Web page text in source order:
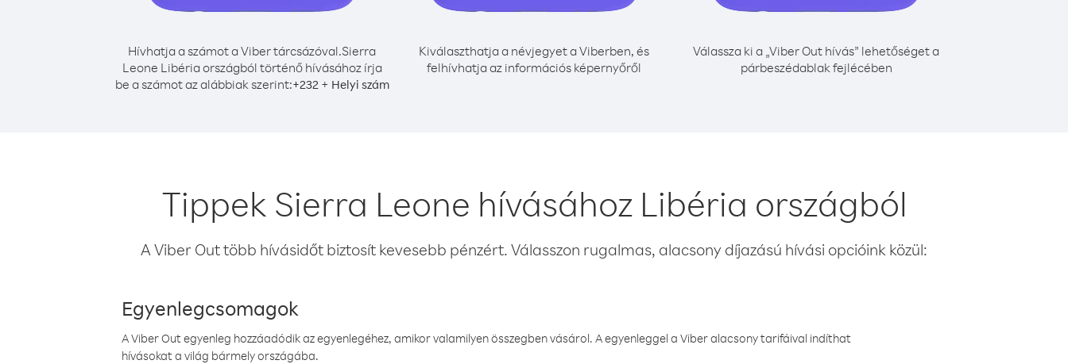
Hívhatja a számot a Viber tárcsázóval.Sierra
Leone Libéria országból történő hívásához írja
be a számot az alábbiak szerint:+232+ Helyi szám
Kiválaszthatja a névjegyet a Viberben, és
felhívhatja az információs képernyőről
Válassza ki a „Viber Out hívás” lehetőséget a
párbeszédablak fejlécében
Tippek Sierra Leone hívásához Libéria országból
A Viber Out több hívásidőt biztosít kevesebb pénzért. Válasszon rugalmas, alacsony díjazású hívási opcióink közül:
Egyenlegcsomagok
A Viber Out egyenleg hozzáadódik az egyenlegéhez, amikor valamilyen összegben vásárol. A egyenleggel a Viber alacsony tarifáival indíthat
hívásokat a világ bármely országába.